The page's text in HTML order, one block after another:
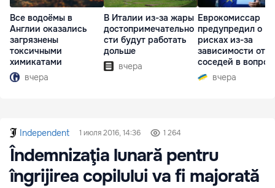
Все водоёмы в
Англии оказались
загрязнены
токсичными
химикатами
вчера
В Италии из-за жары
достопримечательно
сти будут работать
дольше
вчера
Еврокомиссар
предупредил о
рисках из-за
зависимости от
соседей в
границ
вчера
Independent 1 июля 2016, 14:36 1 264
Îndemnizaţia lunară pentru
îngrijirea copilului va fi majorată